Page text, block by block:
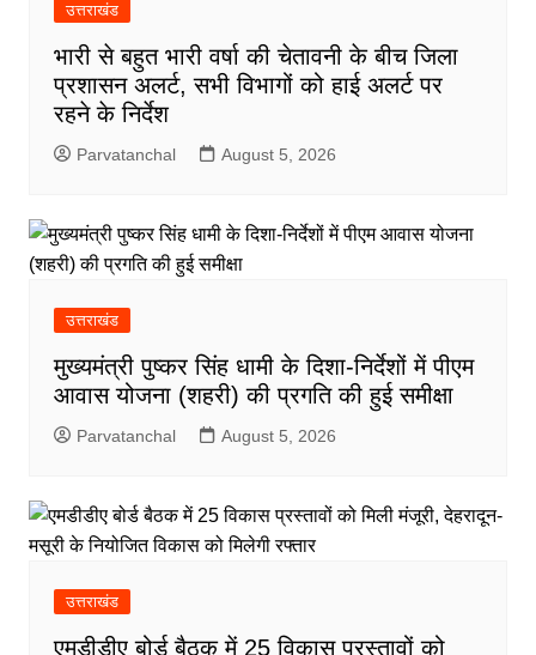
उत्तराखंड
भारी से बहुत भारी वर्षा की चेतावनी के बीच जिला
प्रशासन अलर्ट, सभी विभागों को हाई अलर्ट पर
रहने के निर्देश
Parvatanchal August 5, 2026
उत्तराखंड
मुख्यमंत्री पुष्कर सिंह धामी के दिशा-निर्देशों में पीएम
आवास योजना (शहरी) की प्रगति की हुई समीक्षा
Parvatanchal August 5, 2026
उत्तराखंड
एमडीडीए बोर्ड बैठक में 25 विकास प्रस्तावों को